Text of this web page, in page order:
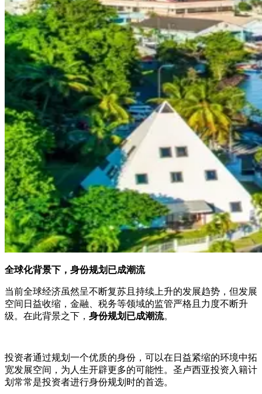
全球化背景下，身份规划已成潮流
当前全球经济虽然呈不断复苏且持续上升的发展趋势，但发展
空间日益收缩，金融、税务等领域的监管严格且力度不断升
级。在此背景之下， 身份规划已成潮流。
投资者通过规划一个优质的身份，可以在日益紧缩的环境中拓
宽发展空间，为人生开辟更多的可能性。圣卢西亚投资入籍计
划常常是投资者进行身份规划时的首选。